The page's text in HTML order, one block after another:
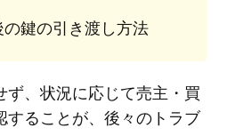
鍵の引き渡し方法
、状況に応じて売主・買
することが、後々のトラブ